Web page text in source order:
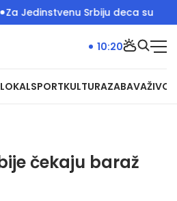
Jedinstvenu Srbiju deca su
LOKALSPORTKULTURAZABAVAŽIVOT
10:20
čekaju baraž